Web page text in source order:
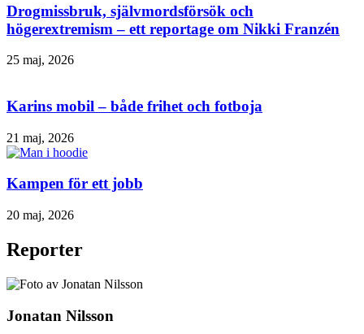
Drogmissbruk, självmordsförsök och
högerextremism – ett reportage om Nikki Franzén
25 maj, 2026
Karins mobil – både frihet och fotboja
21 maj, 2026
Kampen för ett jobb
20 maj, 2026
Reporter
Jonatan Nilsson